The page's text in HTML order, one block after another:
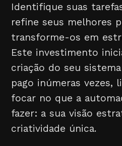
Identifique suas
refine seus melhores
transforme-os em
Este investimento
criação do seu
pago inúmeras vezes,
focar no que a
fazer: a sua visão
criatividade única.